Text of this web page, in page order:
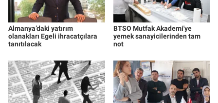
Almanya’daki yatırım
olanakları Egeli ihracatçılara
tanıtılacak
BTSO Mutfak Akademi'ye
yemek sanayicilerinden tam
not